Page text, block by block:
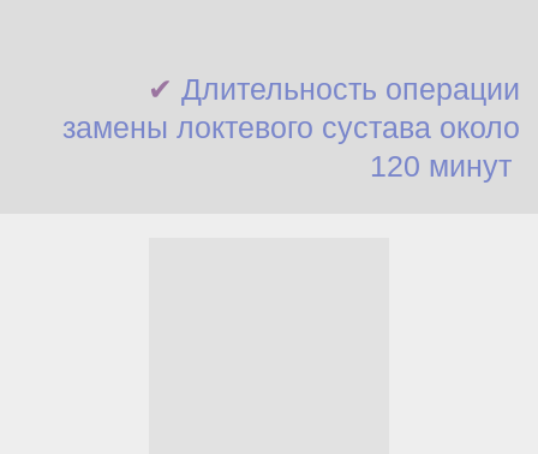
✔ Длительность операции
замены локтевого сустава около
120 минут